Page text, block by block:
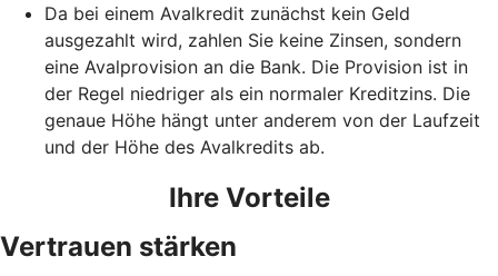
Da bei einem Avalkredit zunächst kein Geld
ausgezahlt wird, zahlen Sie keine Zinsen, sondern
eine Avalprovision an die Bank. Die Provision ist in
der Regel niedriger als ein normaler Kreditzins. Die
genaue Höhe hängt unter anderem von der Laufzeit
und der Höhe des Avalkredits ab.
Ihre Vorteile
Vertrauen stärken